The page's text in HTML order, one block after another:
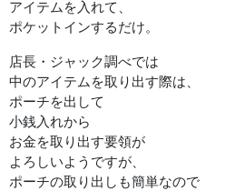
アイテムを入れて、
ポケットインするだけ。
店長・ジャック調べでは
中のアイテムを取り出す際は、
ポーチを出して
小銭入れから
お金を取り出す要領が
よろしいようですが、
ポーチの取り出しも簡単なので